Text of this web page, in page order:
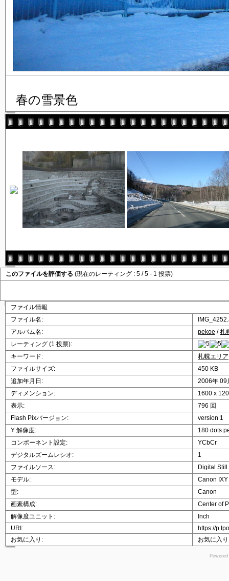
春の雪景色
このファイルを評価する (現在のレーティング : 5 / 5 - 1 投票)
ファイル情報
ファイル名:
アルバム名:
pekoe /札
レーティング (1 投票):
キーワード:
札幌エリア
ファイルサイズ:
450 KB
追加年月日:
2006年 09
ディメンション:
1600 x
表示:
796 回
Flash Pixバージョン:
version 1
Y 解像度:
180 dots
コンポーネント設定:
YCbCr
デジタルズームレシオ:
1
ファイルソース:
Digital
モデル:
Canon
型:
Canon
画素構成:
Center of
解像度ユニット:
Inch
URI:
https://
お気に入り:
お気に入